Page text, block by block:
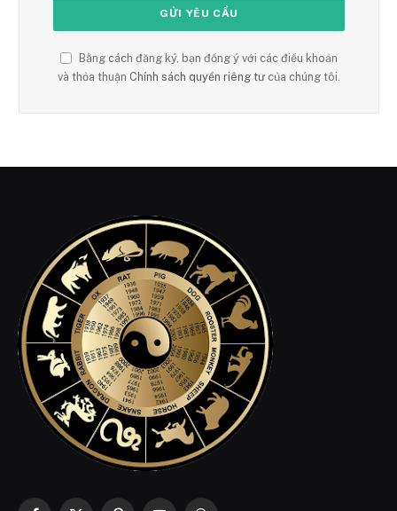
Bằng cách đăng ký, bạn đồng ý với các điều khoản
và thỏa thuận Chính sách quyền riêng tư của chúng tôi.